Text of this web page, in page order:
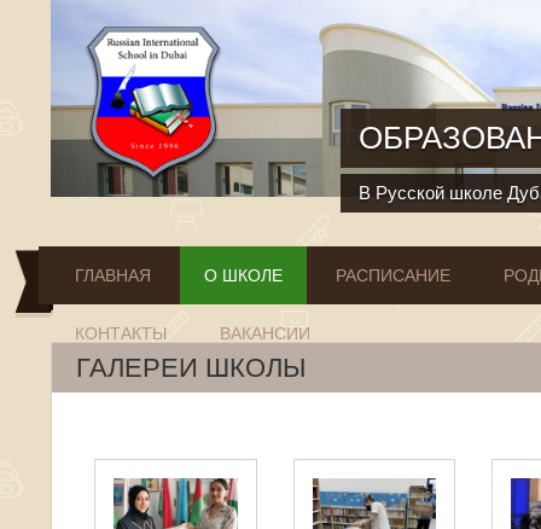
В Русской школе
ГЛАВНАЯ О ШКОЛЕ РАСПИСАНИЕ
КОНТАКТЫ ВАКАНСИИ
ГАЛЕРЕИ ШКОЛЫ